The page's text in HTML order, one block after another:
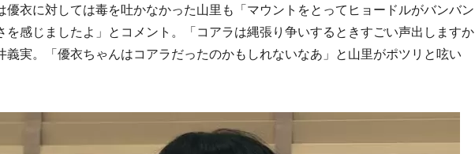
優衣に対しては毒を吐かなかった山里も「マウントをとってヒョードルがバンバン
を感じましたよ」とコメント。「コアラは縄張り争いするときすごい声出しますか
義実。「優衣ちゃんはコアラだったのかもしれないなあ」と山里がポツリと呟い